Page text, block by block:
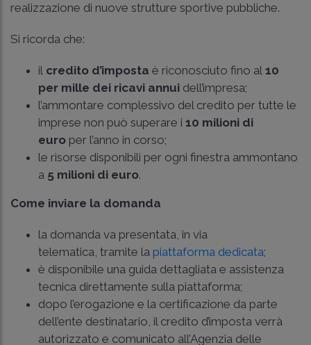
realizzazione di nuove strutture sportive pubbliche.
Si ricorda che:
il credito d’imposta è riconosciuto fino al 10
per mille dei ricavi annui dell’impresa;
l’ammontare complessivo del credito per tutte le
imprese non può superare i 10 milioni di
euro per l’anno in corso;
le risorse disponibili per ogni finestra ammontano
a 5 milioni di euro.
Come inviare la domanda
la domanda va presentata, in via
telematica, tramite la piattaforma dedicata;
è disponibile una guida dettagliata e assistenza
tecnica direttamente sulla piattaforma;
dopo l’erogazione e la certificazione da parte
dell’ente destinatario, il credito d’imposta verrà
autorizzato e comunicato all’Agenzia delle